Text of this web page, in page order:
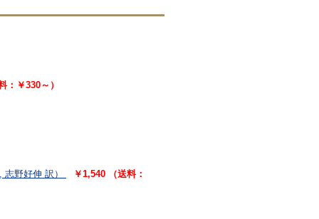
：￥330～）
野好伸 訳）
￥1,540 （送料：